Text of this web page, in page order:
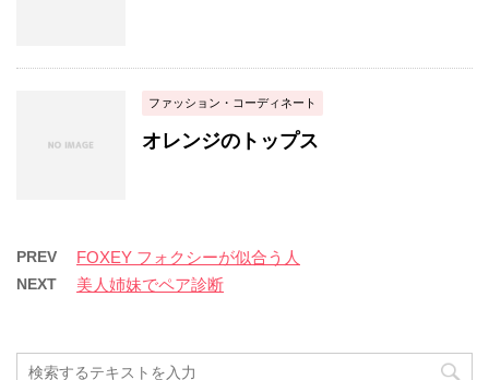
ファッション・コーディネート
オレンジのトップス
PREV FOXEY フォクシーが似合う人
NEXT 美人姉妹でペア診断